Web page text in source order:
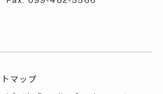
マップ